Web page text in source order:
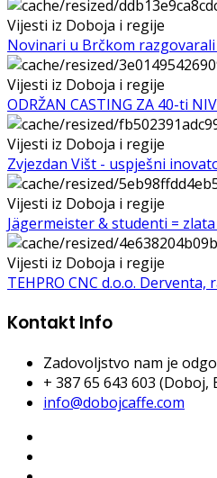
Vijesti iz Doboja i regije
Novinari u Brčkom
Vijesti iz Doboja i regije
ODRŽAN CASTING ZA 40-ti
Vijesti iz Doboja i regije
Zvjezdan Višt - uspješni
Vijesti iz Doboja i regije
Jägermeister & studenti =
Vijesti iz Doboja i regije
TEHPRO CNC d.o.o. Derventa,
Kontakt Info
Zadovoljstvo nam je
+ 387 65 643 603 (Doboj,
info@dobojcaffe.com